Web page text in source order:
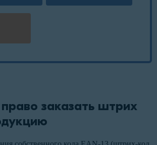
заказать штрих